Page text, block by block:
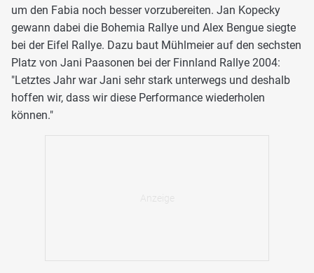
um den Fabia noch besser vorzubereiten. Jan Kopecky
gewann dabei die Bohemia Rallye und Alex Bengue siegte
bei der Eifel Rallye. Dazu baut Mühlmeier auf den sechsten
Platz von Jani Paasonen bei der Finnland Rallye 2004:
"Letztes Jahr war Jani sehr stark unterwegs und deshalb
hoffen wir, dass wir diese Performance wiederholen
können."